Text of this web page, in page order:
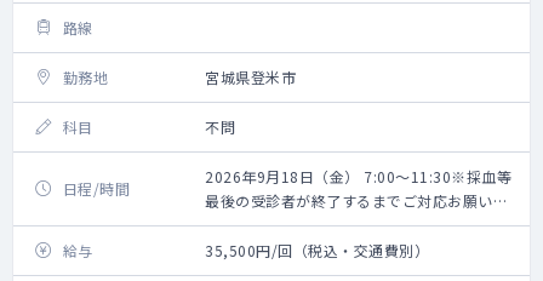
路線
勤務地 宮城県登米市
科目 不問
日程/時間
2026年9月18日（金） 7:00～11:30※採血等
最後の受診者が終了するまでご対応お願いい
たします。
給与
35,500円/回（税込・交通費別）